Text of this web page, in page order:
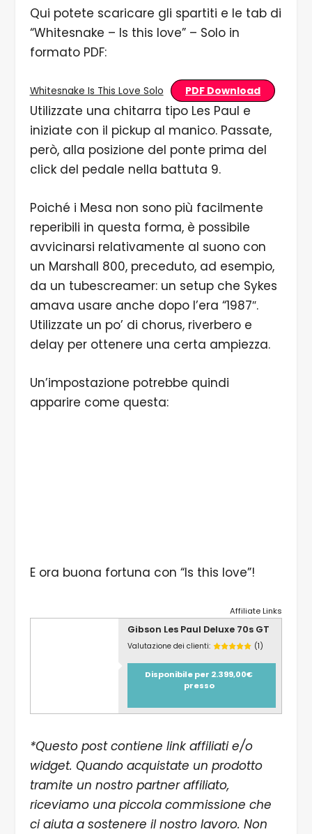
Qui potete scaricare gli spartiti e le tab di
“Whitesnake – Is this love” – Solo in
formato PDF:
Whitesnake Is This Love Solo PDF Download
Utilizzate una chitarra tipo Les Paul e
iniziate con il pickup al manico. Passate,
però, alla posizione del ponte prima del
click del pedale nella battuta 9.
Poiché i Mesa non sono più facilmente
reperibili in questa forma, è possibile
avvicinarsi relativamente al suono con
un Marshall 800, preceduto, ad esempio,
da un tubescreamer: un setup che Sykes
amava usare anche dopo l’era “1987″.
Utilizzate un po’ di chorus, riverbero e
delay per ottenere una certa ampiezza.
Un’impostazione potrebbe quindi
apparire come questa:
E ora buona fortuna con “Is this love”!
Affiliate Links
Gibson Les Paul Deluxe 70s GT
Valutazione dei clienti: (1)
Disponibile per 2.399,00€
presso
*Questo post contiene link affiliati e/o
widget. Quando acquistate un prodotto
tramite un nostro partner affiliato,
riceviamo una piccola commissione che
ci aiuta a sostenere il nostro lavoro. Non